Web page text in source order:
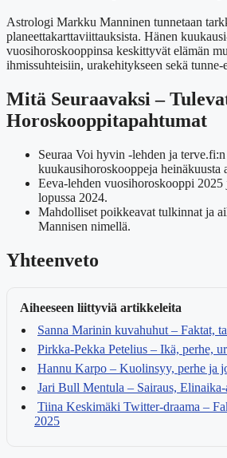
Astrologi Markku Manninen tunnetaan
planeettakarttaviittauksista. Hänen
vuosihoroskooppinsa keskittyvät elämän
ihmissuhteisiin, urakehitykseen sekä
Mitä Seuraavaksi –
Horoskooppitapahtumat
Seuraa Voi hyvin -lehden ja terve.fi:n
kuukausihoroskooppeja heinäkuusta
Eeva-lehden vuosihoroskooppi
lopussa 2024.
Mahdolliset poikkeavat tulkinnat ja
Mannisen nimellä.
Yhteenveto
Aiheeseen liittyviä artikkeleita
Sanna Marinin kuvahuhut – Faktat,
Pirkka-Pekka Petelius – Ikä, perhe,
Hannu Karpo – Kuolinsyy, perhe ja
Jari Bull Mentula – Sairaus,
Tiina Keskimäki Twitter-draama –
2025